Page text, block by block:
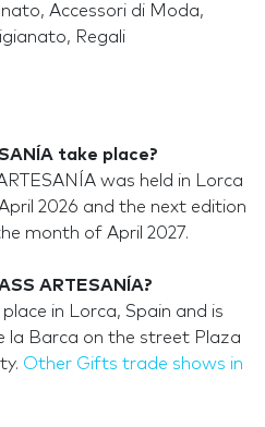
Accessori di Moda,
Regali
take place?
was held in Lorca
2026 and the next edition
month of April 2027.
ARTESANÍA?
in Lorca, Spain and is
la Barca on the street Plaza
Other Gifts trade shows in